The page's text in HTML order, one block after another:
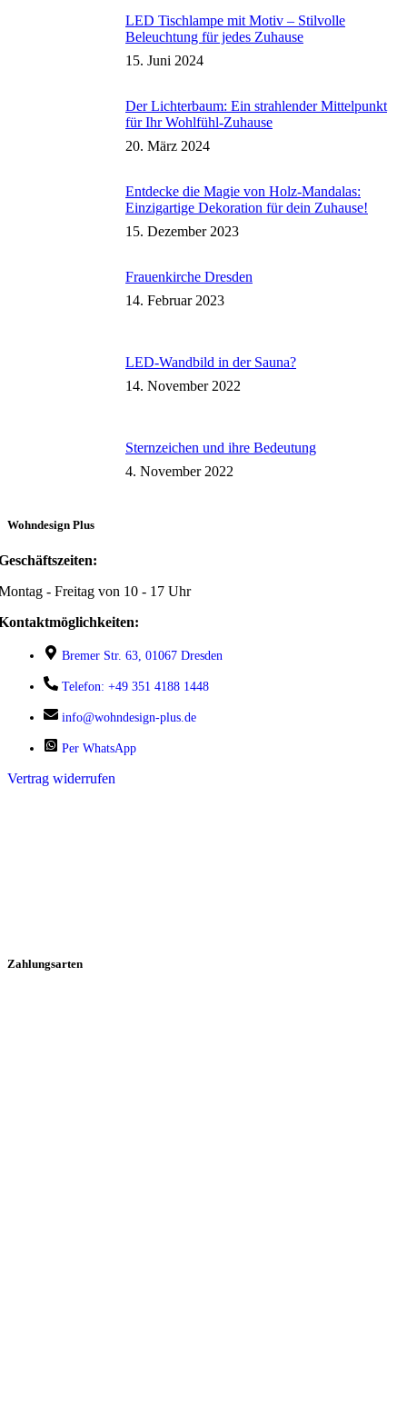
LED Tischlampe mit Motiv – Stilvolle
Beleuchtung für jedes Zuhause
15. Juni 2024
Der Lichterbaum: Ein strahlender Mittelpunkt
für Ihr Wohlfühl-Zuhause
20. März 2024
Entdecke die Magie von Holz-Mandalas:
Einzigartige Dekoration für dein Zuhause!
15. Dezember 2023
Frauenkirche Dresden
14. Februar 2023
LED-Wandbild in der Sauna?
14. November 2022
Sternzeichen und ihre Bedeutung
4. November 2022
Wohndesign Plus
- Freitag von 10 - 17 Uhr
Bremer Str. 63, 01067 Dresden
Telefon: +49 351 4188 1448
info@wohndesign-plus.de
Per WhatsApp
Vertrag widerrufen
Zahlungsarten